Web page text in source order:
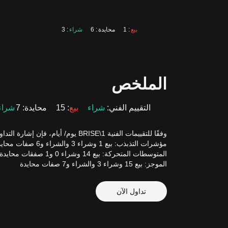
بيع: 1 محايدة: 6 شراء : 3
الملخص
التقييم الفني: شراء بيع: 15 محايدة: 7
وفقًا للتقييمات الفنية BRISE\1 يوم/ أيام، فإن إشارة التداول هي بيع.
مؤشرات التذبذب: بيع 1 وشراء 3 والشراء و6 صفات محايدة
المتوسطات المتحركة: بيع 14 وشراء 0 و1 صفقات محايدة
الموجز: بيع 15 وشراء 3 والشراء و7 صفات محايدة
تداول الآن